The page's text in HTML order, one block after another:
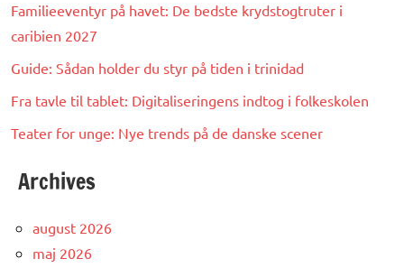
Familieeventyr på havet: De bedste krydstogtruter i
caribien 2027
Guide: Sådan holder du styr på tiden i trinidad
Fra tavle til tablet: Digitaliseringens indtog i folkeskolen
Teater for unge: Nye trends på de danske scener
Archives
august 2026
maj 2026